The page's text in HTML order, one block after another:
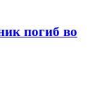
погиб во